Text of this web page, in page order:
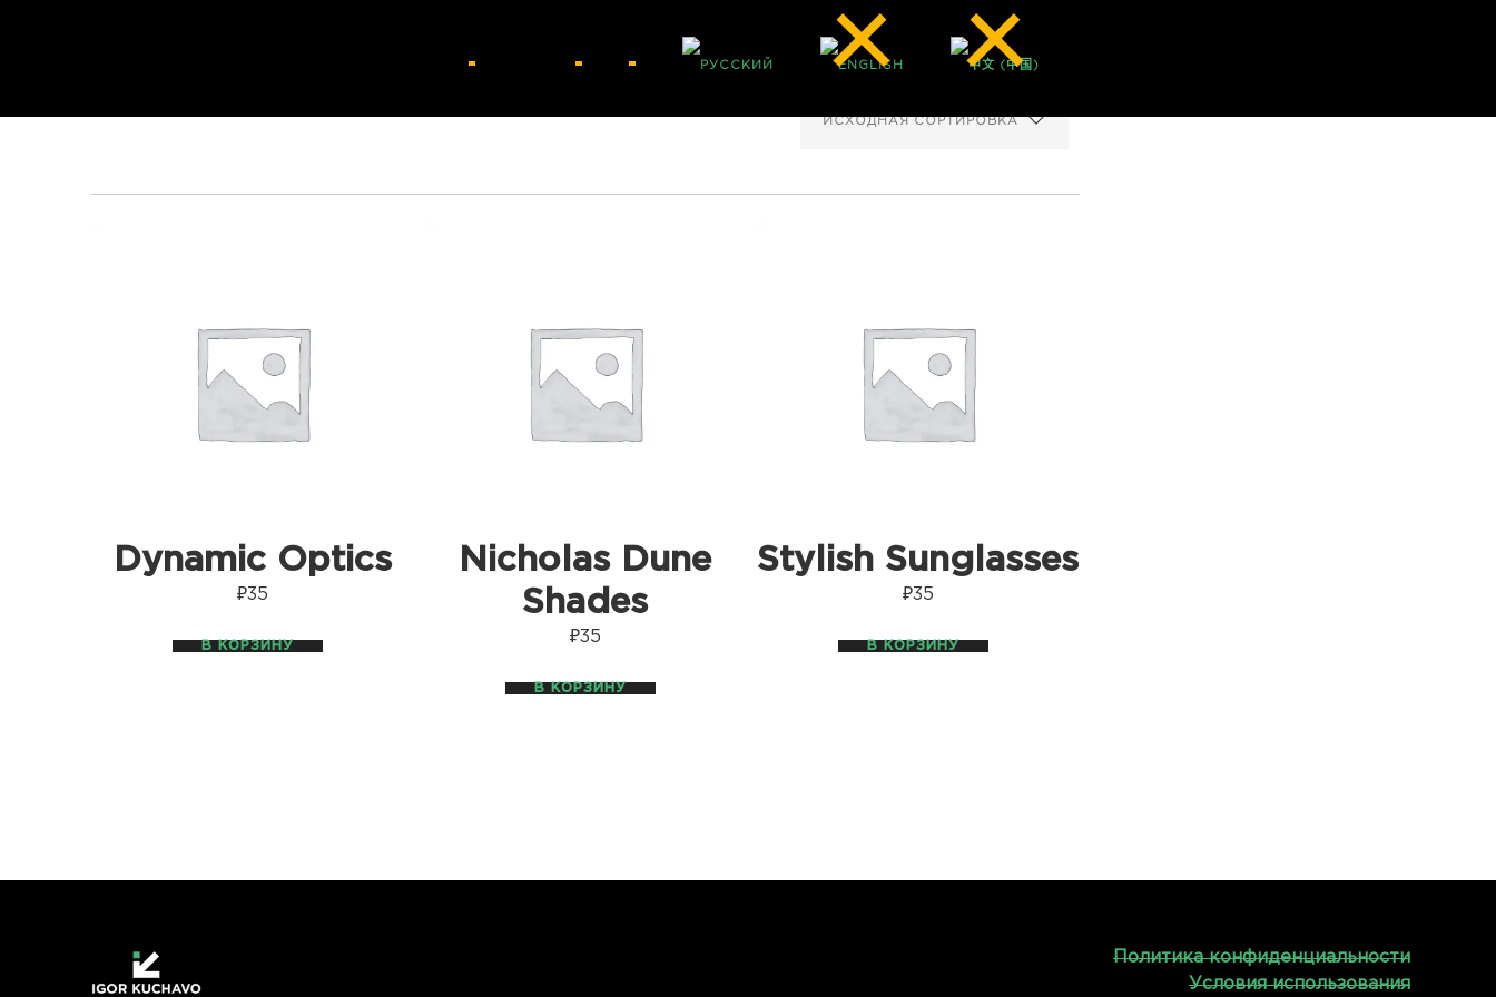
Dynamic Optics
₽35
В КОРЗИНУ
Nicholas Dune
Shades
₽35
В КОРЗИНУ
Stylish Sunglasses
₽35
В КОРЗИНУ
Политика конфиденциальности
Условия использования